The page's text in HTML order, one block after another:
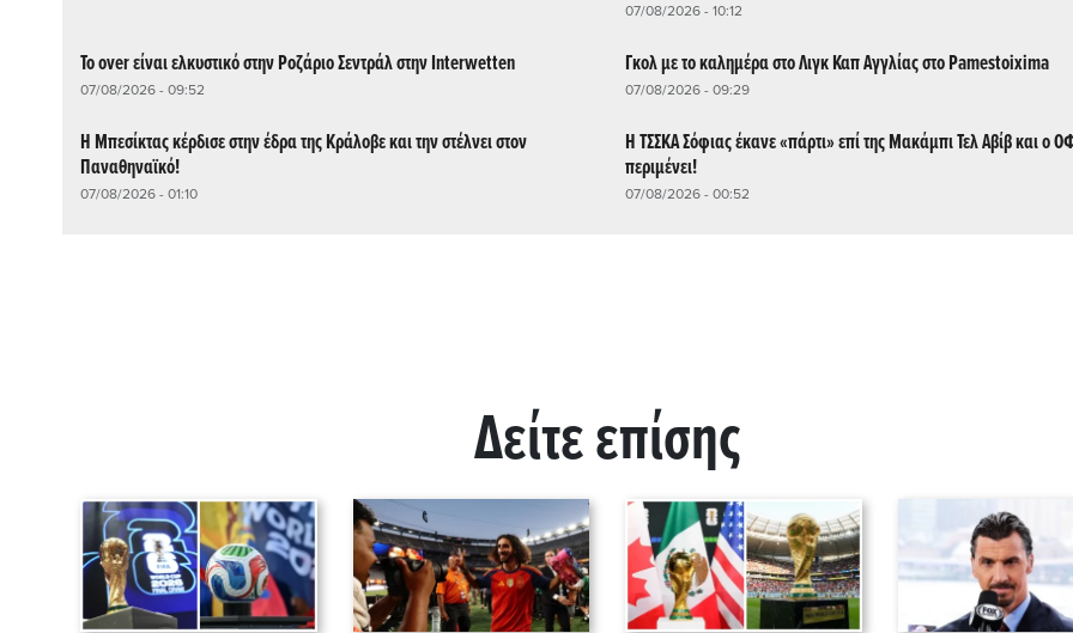
07/08/2026 - 10:12
Το over είναι ελκυστικό στην Ροζάριο Σεντράλ στην Interwetten
07/08/2026 - 09:52
Γκολ με το καλημέρα στο Λιγκ Καπ Αγγλίας στο Pamestoixima
07/08/2026 - 09:29
Η Μπεσίκτας κέρδισε στην έδρα της Κράλοβε και την στέλνει στον
Παναθηναϊκό!
07/08/2026 - 01:10
Η ΤΣΣΚΑ Σόφιας έκανε «πάρτι» επί της Μακάμπι Τελ Αβίβ και ο
περιμένει!
07/08/2026 - 00:52
Δείτε επίσης